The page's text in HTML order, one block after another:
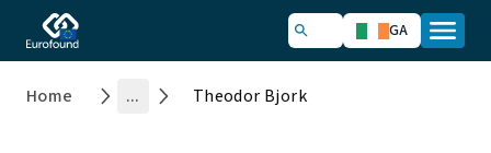
GA
Home ... Theodor Bjork